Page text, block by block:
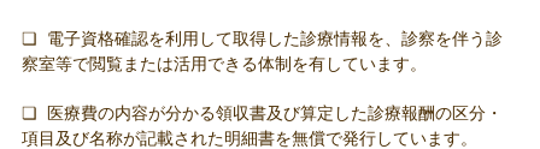
❏ 電子資格確認を利用して取得した診療情報を、診察を伴う診
察室等で閲覧または活用できる体制を有しています。
❏ 医療費の内容が分かる領収書及び算定した診療報酬の区分・
項目及び名称が記載された明細書を無償で発行しています。